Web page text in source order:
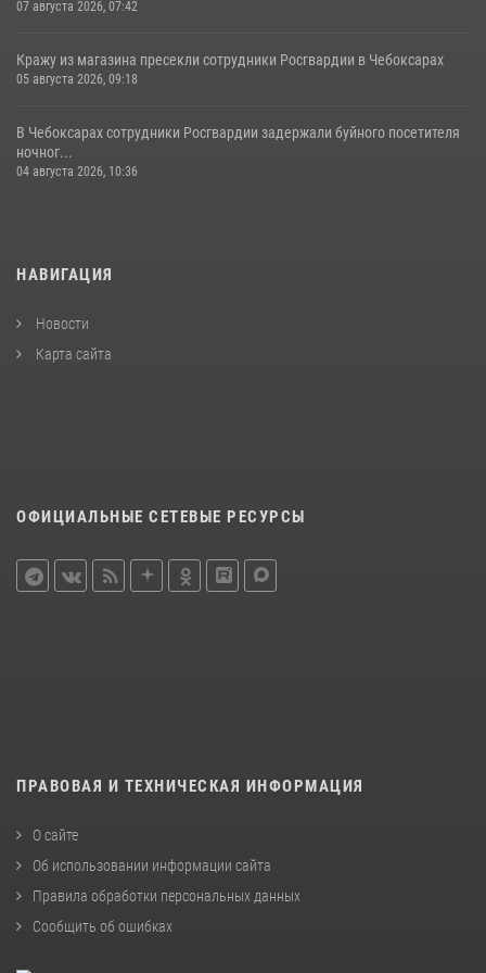
07 августа 2026, 07:42
Кражу из магазина пресекли сотрудники Росгвардии в Чебоксарах
05 августа 2026, 09:18
В Чебоксарах сотрудники Росгвардии задержали буйного посетителя
ночног...
04 августа 2026, 10:36
НАВИГАЦИЯ
Новости
Карта сайта
ОФИЦИАЛЬНЫЕ СЕТЕВЫЕ РЕСУРСЫ
ПРАВОВАЯ И ТЕХНИЧЕСКАЯ ИНФОРМАЦИЯ
О сайте
Об использовании информации сайта
Правила обработки персональных данных
Сообщить об ошибках